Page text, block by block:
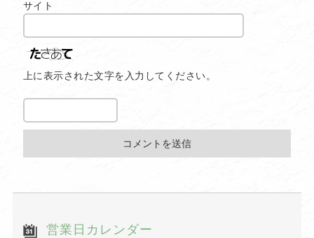
サイト
上に表示された文字を入力してください。
営業日カレンダー